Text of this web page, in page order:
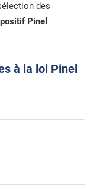
des
Pinel
à la loi Pinel